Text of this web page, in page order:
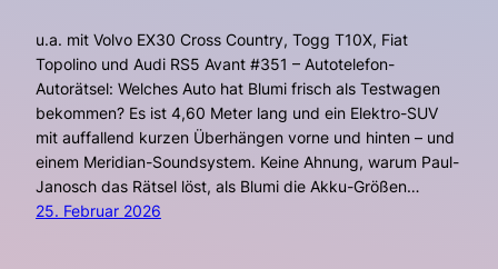
u.a. mit Volvo EX30 Cross Country, Togg T10X, Fiat
Topolino und Audi RS5 Avant #351 – Autotelefon-
Autorätsel: Welches Auto hat Blumi frisch als Testwagen
bekommen? Es ist 4,60 Meter lang und ein Elektro-SUV
mit auffallend kurzen Überhängen vorne und hinten – und
einem Meridian-Soundsystem. Keine Ahnung, warum Paul-
Janosch das Rätsel löst, als Blumi die Akku-Größen…
25. Februar 2026